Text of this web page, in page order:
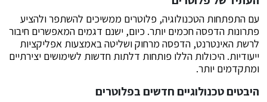
עם התפתחות הטכנולוגיה, פלוטרים ממשיכים להשתפר ולהציע
פתרונות הדפסה חכמים יותר. כיום, ישנם דגמים המאפשרים חיבור
לרשת האינטרנט, הדפסה מרחוק ושליטה באמצעות אפליקציות
ייעודיות. היכולות הללו פותחות דלתות חדשות לשימושים יצירתיים
ומתקדמים יותר.
היבטים טכנולוגיים חדשים בפלוטרים